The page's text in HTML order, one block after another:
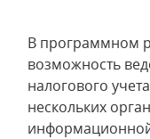
В программном
возможность
налогового
нескольких